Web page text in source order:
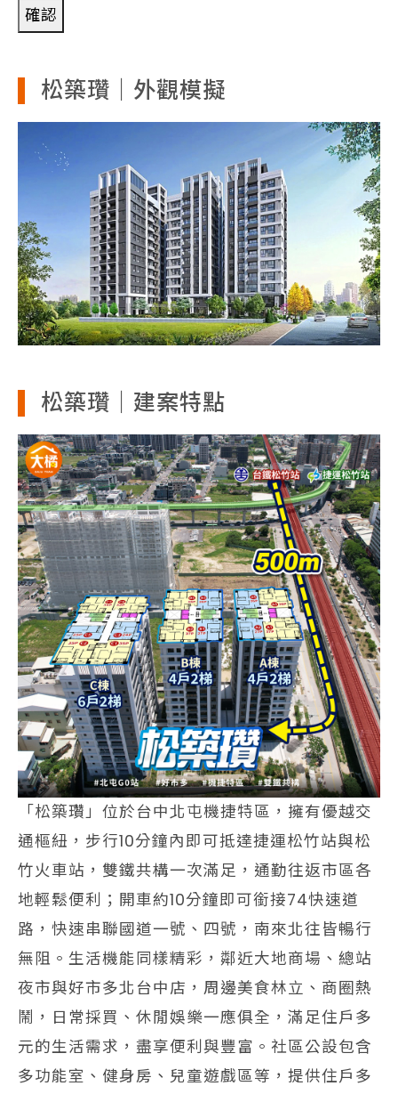
確認
松築瓚｜外觀模擬
松築瓚｜建案特點
「松築瓚」位於台中北屯機捷特區，擁有優越交
通樞紐，步行10分鐘內即可抵達捷運松竹站與松
竹火車站，雙鐵共構一次滿足，通勤往返市區各
地輕鬆便利；開車約10分鐘即可銜接74快速道
路，快速串聯國道一號、四號，南來北往皆暢行
無阻。生活機能同樣精彩，鄰近大地商場、總站
夜市與好市多北台中店，周邊美食林立、商圈熱
鬧，日常採買、休閒娛樂一應俱全，滿足住戶多
元的生活需求，盡享便利與豐富。社區公設包含
多功能室、健身房、兒童遊戲區等，提供住戶多